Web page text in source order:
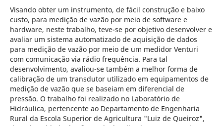
Visando obter um instrumento, de fácil construção e baixo
custo, para medição de vazão por meio de software e
hardware, neste trabalho, teve-se por objetivo desenvolver e
avaliar um sistema automatizado de aquisição de dados
para medição de vazão por meio de um medidor Venturi
com comunicação via rádio frequência. Para tal
desenvolvimento, avaliou-se também a melhor forma de
calibração de um transdutor utilizado em equipamentos de
medição de vazão que se baseiam em diferencial de
pressão. O trabalho foi realizado no Laboratório de
Hidráulica, pertencente ao Departamento de Engenharia
Rural da Escola Superior de Agricultura "Luiz de Queiroz",